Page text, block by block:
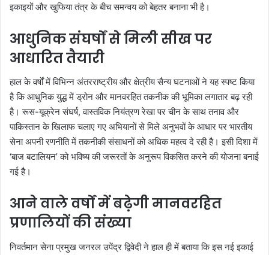
इकाइयों और खुफिया तंत्र के बीच समन्वय को बेहतर बनाना भी है।
आधुनिक संघर्षों से मिली सीख पर
आधारित तैयारी
हाल के वर्षों में विभिन्न अंतरराष्ट्रीय और क्षेत्रीय सैन्य घटनाओं ने यह स्पष्ट किया
है कि आधुनिक युद्ध में ड्रोन और मानवरहित तकनीक की भूमिका लगातार बढ़ रही
है। रूस-यूक्रेन संघर्ष, वास्तविक नियंत्रण रेखा पर चीन के साथ तनाव और
पाकिस्तान के खिलाफ चलाए गए अभियानों से मिले अनुभवों के आधार पर भारतीय
सेना अपनी रणनीति में तकनीकी संसाधनों को अधिक महत्व दे रही है। इसी दिशा में
‘बाज बटालियन’ को भविष्य की जरूरतों के अनुरूप विकसित करने की योजना बनाई
गई है।
आने वाले वर्षों में बढ़ेगी मानवरहित
प्रणालियों की संख्या
निवर्तमान सेना प्रमुख जनरल उपेंद्र द्विवेदी ने हाल ही में बताया कि इस नई इकाई